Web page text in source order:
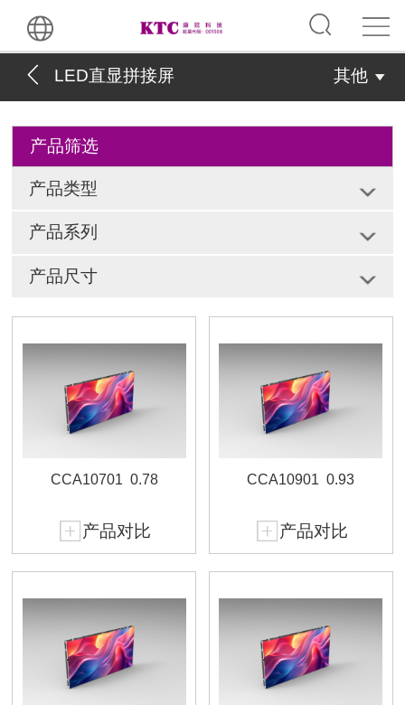
LED直显拼接屏 其他
产品筛选
产品类型
产品系列
产品尺寸
CCA10701 0.78
产品对比
CCA10901 0.93
产品对比